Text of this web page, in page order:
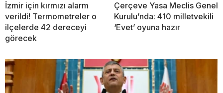
İzmir için kırmızı alarm
verildi! Termometreler o
ilçelerde 42 dereceyi
görecek
Çerçeve Yasa Meclis Genel
Kurulu’nda: 410 milletvekili
‘Evet’ oyuna hazır